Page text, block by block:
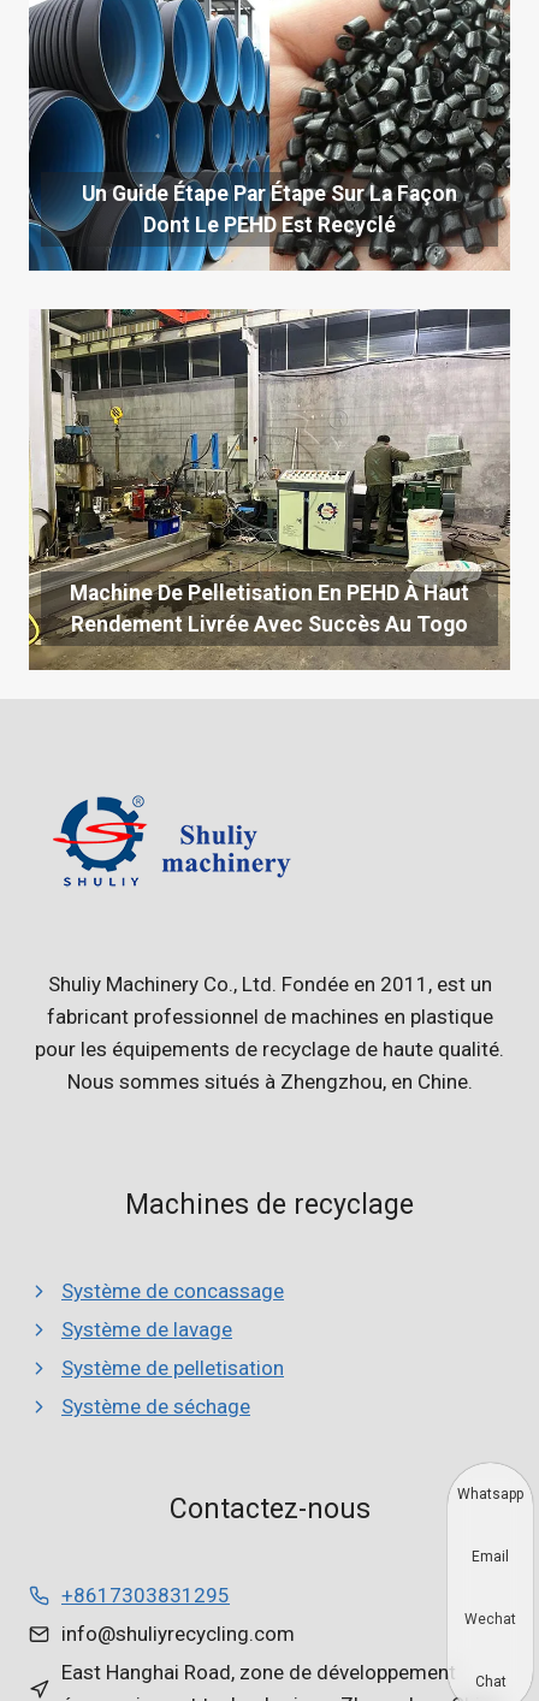
Un Guide Étape Par Étape Sur La Façon
Dont Le PEHD Est Recyclé
Machine De Pelletisation En PEHD À Haut
Rendement Livrée Avec Succès Au Togo
Shuliy Machinery Co., Ltd. Fondée en 2011, est un
fabricant professionnel de machines en plastique
pour les équipements de recyclage de haute qualité.
Nous sommes situés à Zhengzhou, en Chine.
Machines de recyclage
Système de concassage
Système de lavage
Système de pelletisation
Système de séchage
Contactez-nous
+8617303831295
info@shuliyrecycling.com
East Hanghai Road, zone de développement
Whatsapp
Email
Wechat
Chat